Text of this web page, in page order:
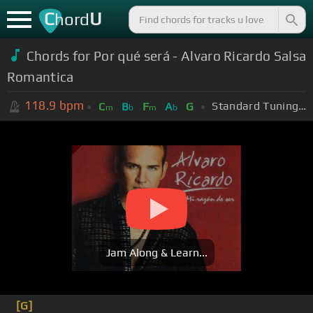
ChordU
Chords for Por qué será - Alvaro Ricardo Salsa
Romantica
118.9 bpm Cm Bb Fm Ab G Standard Tuning (EADGBE)
Jam Along & Learn...
[G]